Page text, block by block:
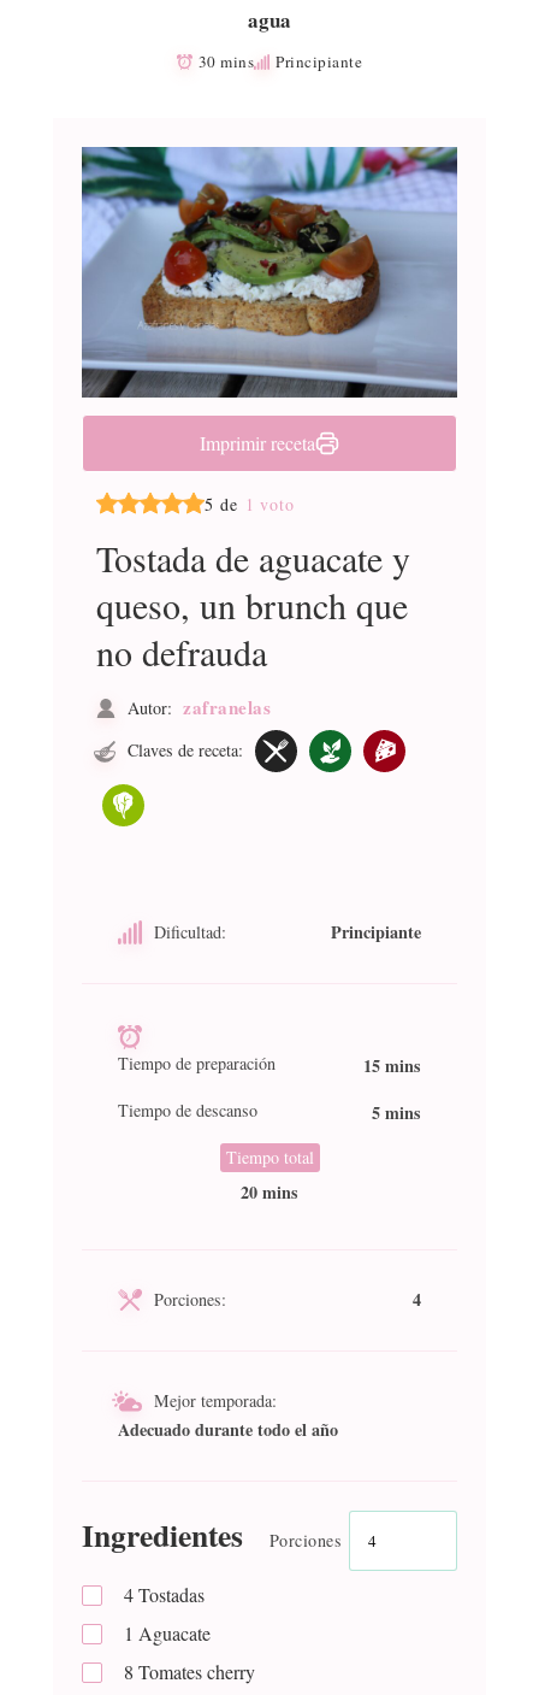
agua
30 mins Principiante
Imprimir receta
5 de 1 voto
Tostada de aguacate y
queso, un brunch que
no defrauda
Autor: zafranelas
Claves de receta:
Dificultad: Principiante
Tiempo de preparación 15 mins
Tiempo de descanso 5 mins
Tiempo total
20 mins
Porciones: 4
Mejor temporada:
Adecuado durante todo el año
Ingredientes Porciones
4Tostadas
1 Aguacate
8 Tomates cherry